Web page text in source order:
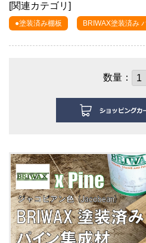
[関連カテゴリ]
●塗装済み棚板 BRIWAX塗装済み
数量：